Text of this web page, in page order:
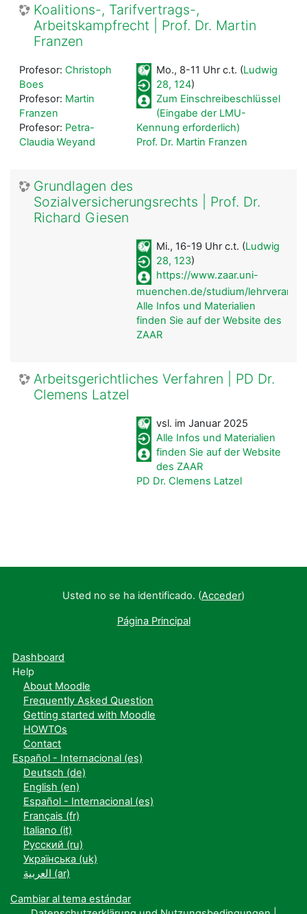
Koalitions-, Tarifvertrags-,
Arbeitskampfrecht | Prof. Dr. Martin
Franzen
Mo., 8-11 Uhr c.t. (Ludwig
28, 124)
Zum Einschreibeschlüssel
(Eingabe der LMU-
Kennung erforderlich)
Prof. Dr. Martin Franzen
Profesor: Christoph
Boes
Profesor: Martin
Franzen
Profesor: Petra-
Claudia Weyand
Grundlagen des
Sozialversicherungsrechts | Prof. Dr.
Richard Giesen
Mi., 16-19 Uhr c.t. (Ludwig
28, 123)
https://www.zaar.uni-
muenchen.de/studium/
Alle Infos und Materialien
finden Sie auf der Website des
ZAAR
Arbeitsgerichtliches Verfahren | PD Dr.
Clemens Latzel
vsl. im Januar 2025
Alle Infos und Materialien
finden Sie auf der Website
des ZAAR
PD Dr. Clemens Latzel
Usted no se ha identificado. (Acceder)
Página Principal
Dashboard
Help
About Moodle
Frequently Asked Question
Getting started with Moodle
HOWTOs
Contact
Español - Internacional ‎(es)‎
Deutsch ‎(de)‎
English ‎(en)‎
Español - Internacional ‎(es)‎
Français ‎(fr)‎
Italiano ‎(it)‎
Русский ‎(ru)‎
Українська ‎(uk)‎
العربية ‎(ar)‎
Cambiar al tema estándar